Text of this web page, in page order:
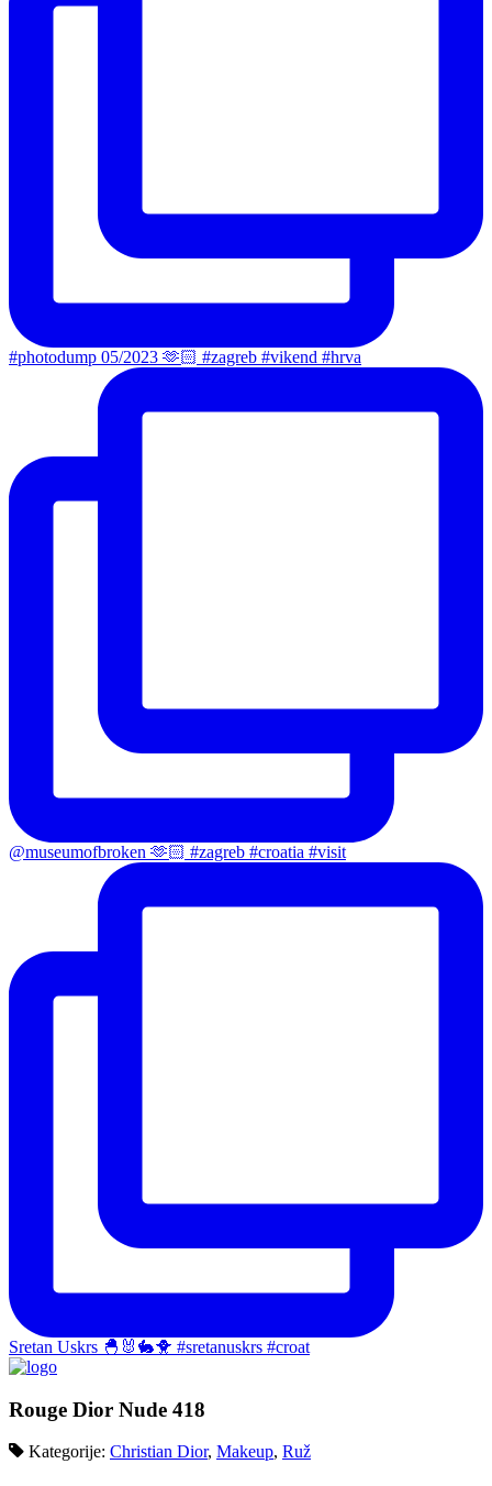
#photodump 05/2023 🫶🏻 #zagreb #vikend #hrva
@museumofbroken 🫶🏻 #zagreb #croatia #visit
Sretan Uskrs 🐣🐰🐇🐥 #sretanuskrs #croat
Rouge Dior Nude 418
Kategorije: Christian Dior, Makeup, Ruž